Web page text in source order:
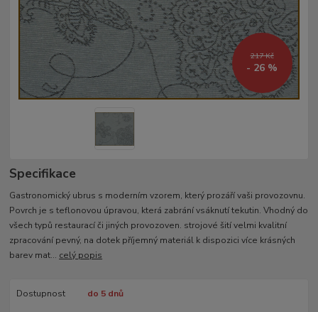
217 Kč
- 26 %
Specifikace
Gastronomický ubrus s moderním vzorem, který prozáří vaši provozovnu.
Povrch je s teflonovou úpravou, která zabrání vsáknutí tekutin. Vhodný do
všech typů restaurací či jiných provozoven. strojové šití velmi kvalitní
zpracování pevný, na dotek příjemný materiál k dispozici více krásných
barev mat... celý popis
Dostupnost do 5 dnů